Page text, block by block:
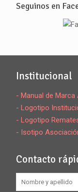
Seguinos en
Institucional
- Manual de
- Logotipo
- Logotipo
- Isotipo
Contacto